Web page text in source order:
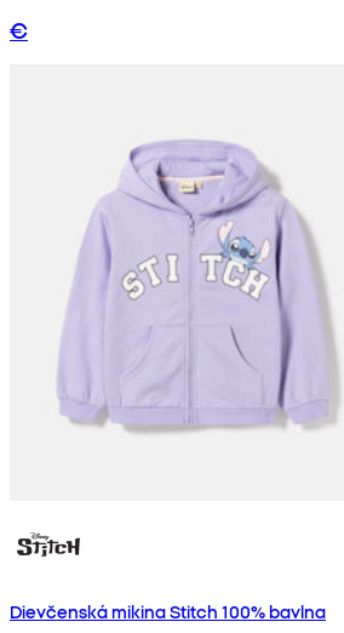
€
Dievčenská mikina Stitch 100% bavlna